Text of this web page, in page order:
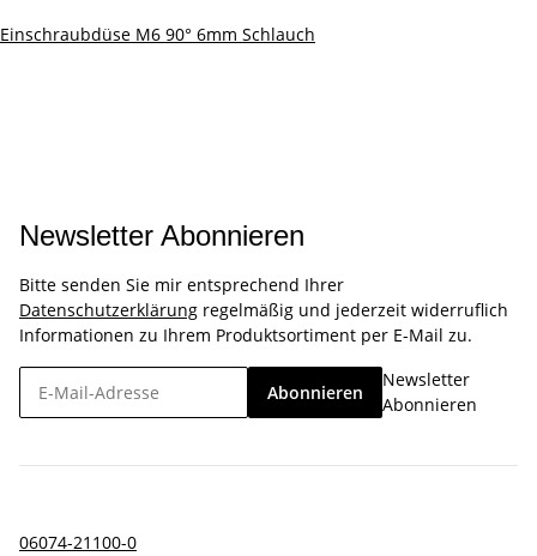
Einschraubdüse M6 90° 6mm Schlauch
Newsletter Abonnieren
Bitte senden Sie mir entsprechend Ihrer
Datenschutzerklärung regelmäßig und jederzeit widerruflich
Informationen zu Ihrem Produktsortiment per E-Mail zu.
Abonnieren
Newsletter
Abonnieren
06074-21100-0